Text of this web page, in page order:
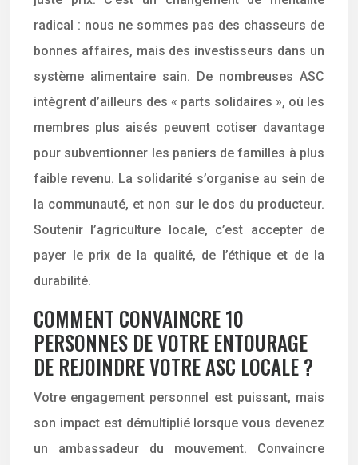
radical : nous ne sommes pas des chasseurs de
bonnes affaires, mais des investisseurs dans un
système alimentaire sain. De nombreuses ASC
intègrent d’ailleurs des « parts solidaires », où les
membres plus aisés peuvent cotiser davantage
pour subventionner les paniers de familles à plus
faible revenu. La solidarité s’organise au sein de
la communauté, et non sur le dos du producteur.
Soutenir l’agriculture locale, c’est accepter de
payer le prix de la qualité, de l’éthique et de la
durabilité.
COMMENT CONVAINCRE 10
PERSONNES DE VOTRE ENTOURAGE
DE REJOINDRE VOTRE ASC LOCALE ?
Votre engagement personnel est puissant, mais
son impact est démultiplié lorsque vous devenez
un ambassadeur du mouvement. Convaincre